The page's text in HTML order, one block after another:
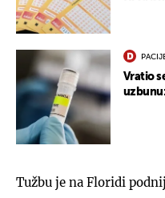
Vratio
Tužbu je na Floridi